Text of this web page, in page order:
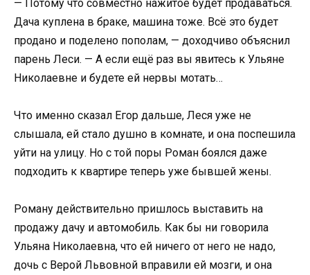
— Потому что совместно нажитое будет продаваться.
Дача куплена в браке, машина тоже. Всё это будет
продано и поделено пополам, — доходчиво объяснил
парень Леси. — А если ещё раз вы явитесь к Ульяне
Николаевне и будете ей нервы мотать…
Что именно сказал Егор дальше, Леся уже не
слышала, ей стало душно в комнате, и она поспешила
уйти на улицу. Но с той поры Роман боялся даже
подходить к квартире теперь уже бывшей жены.
Роману действительно пришлось выставить на
продажу дачу и автомобиль. Как бы ни говорила
Ульяна Николаевна, что ей ничего от него не надо,
дочь с Верой Львовной вправили ей мозги, и она